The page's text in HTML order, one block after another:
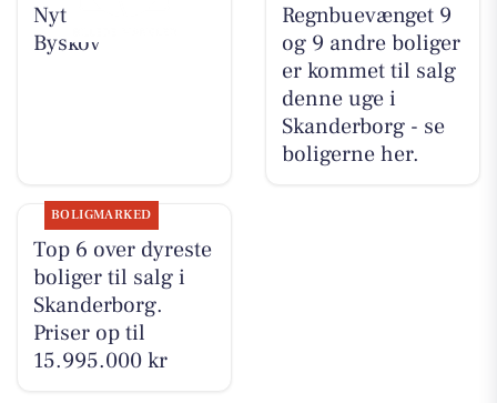
Nyt fra Slagter
Byskov
Regnbuevænget 9
og 9 andre boliger
er kommet til salg
denne uge i
Skanderborg - se
boligerne her.
BOLIGMARKED
Top 6 over dyreste
boliger til salg i
Skanderborg.
Priser op til
15.995.000 kr